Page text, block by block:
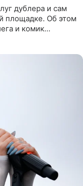
дублера и сам
площадке. Об этом
и комик